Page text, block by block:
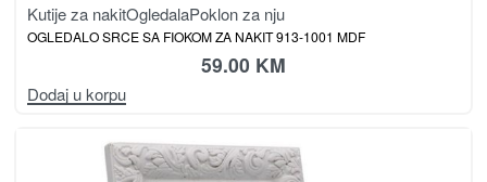
Kutije za nakitOgledalaPoklon za nju
OGLEDALO SRCE SA FIOKOM ZA NAKIT 913-1001 MDF
59.00 KM
Dodaj u korpu